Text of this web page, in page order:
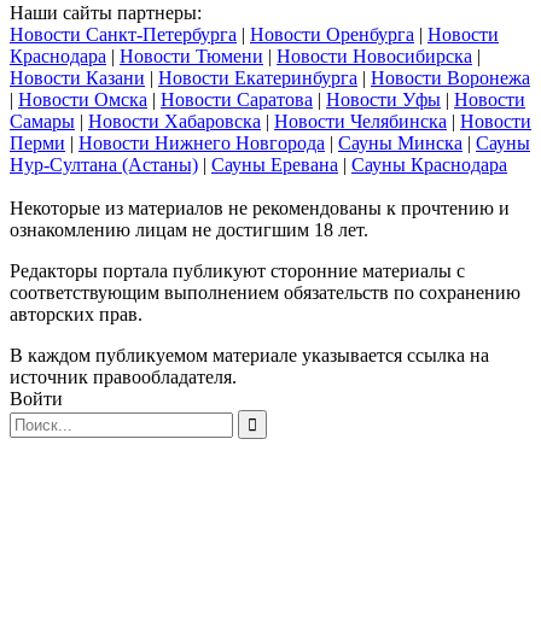
Наши сайты партнеры:
Новости Санкт-Петербурга | Новости Оренбурга | Новости
Краснодара | Новости Тюмени | Новости Новосибирска |
Новости Казани | Новости Екатеринбурга | Новости Воронежа
| Новости Омска | Новости Саратова | Новости Уфы | Новости
Самары | Новости Хабаровска | Новости Челябинска | Новости
Перми | Новости Нижнего Новгорода | Сауны Минска | Сауны
Нур-Султана (Астаны) | Сауны Еревана | Сауны Краснодара
Некоторые из материалов не рекомендованы к прочтению и
ознакомлению лицам не достигшим 18 лет.
Редакторы портала публикуют сторонние материалы с
соответствующим выполнением обязательств по сохранению
авторских прав.
В каждом публикуемом материале указывается ссылка на
источник правообладателя.
Войти